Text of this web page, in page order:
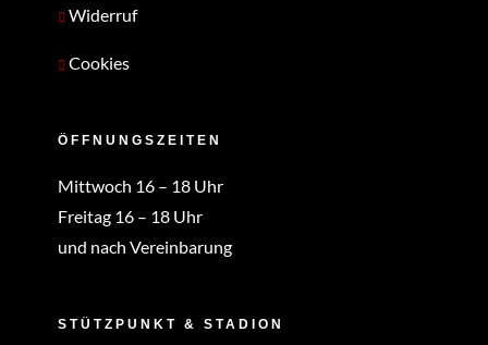
Widerruf
Cookies
ÖFFNUNGSZEITEN
Mittwoch 16 – 18 Uhr
Freitag 16 – 18 Uhr
und nach Vereinbarung
STÜTZPUNKT & STADION